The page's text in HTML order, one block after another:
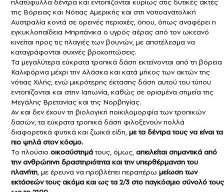
πλατύφυλλα δέντρα και εντοπίζονται κυρίως στις δυτικές ακτές
της Βόρειας και Νότιας Αμερικής και στη νοτιοανατολική
Αυστραλία κοντά σε ορεινές περιοχές, όπου, όπως αναφέρει η
εγκυκλοπαίδεια Μπριτάνικα ο υγρός αέρας από τον ωκεανό
κινείται προς τις πλαγιές των βουνών, με αποτέλεσμα να
καταγράφονται συχνές βροχοπτώσεις.
Τα μεγαλύτερα εύκρατα τροπικά δάση εκτείνονται από τη βόρεια
Καλιφόρνια μέχρι την Αλάσκα και κατά μήκος των ακτών της
νότιας Χιλής, ενώ μικρότερης έκτασης δάση αυτού του τύπου
εντοπίζονται και στην Ιαπωνία, καθώς σε ορισμένα σημεία της
Μεγάλης Βρετανίας και της Νορβηγίας.
Αν και δεν έχουν τη βιολογική ποικιλομορφία των τροπικών
δασών, τα εύκρατα τροπικά δάση φιλοξενούν πολλά
διαφορετικά φυτικά και ζωικά είδη, με τα δέντρα τους να είναι τα
πιο ψηλά στον κόσμο.
Το πλούσιο οικοσύστημά τους, όμως, απειλείται σημαντικά από
την ανθρώπινη δραστηριότητα και τηνυπερθέρμανσητου
πλανήτη, με έρευνα να προβλέπει περαιτέρω μείωση των
εκτάσεών τους ακόμα και ως τα 2/3 στο παγκόσμιο σύνολό τους